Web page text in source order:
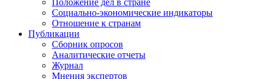
Социально-экономические индикаторы
Отношение к странам
Публикации
Сборник опросов
Аналитические отчеты
Журнал
Мнения экспертов